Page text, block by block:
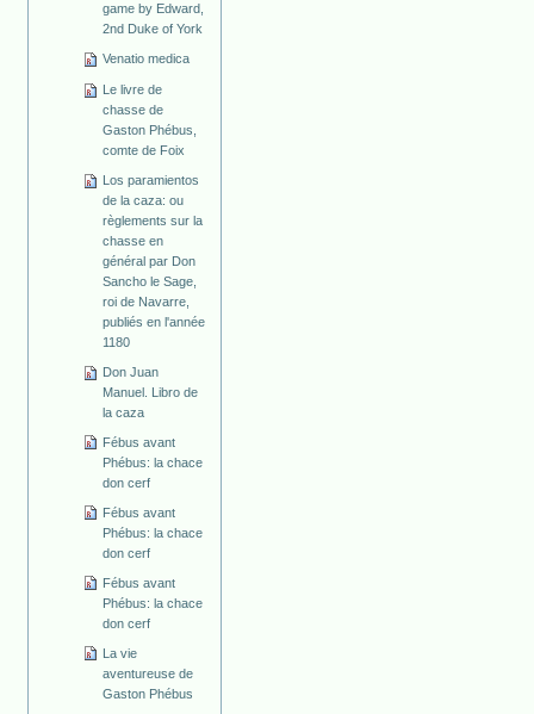
game by Edward,
2nd Duke of York
Venatio medica
Le livre de
chasse de
Gaston Phébus,
comte de Foix
Los paramientos
de la caza: ou
règlements sur la
chasse en
général par Don
Sancho le Sage,
roi de Navarre,
publiés en l'année
1180
Don Juan
Manuel. Libro de
la caza
Fébus avant
Phébus: la chace
don cerf
Fébus avant
Phébus: la chace
don cerf
Fébus avant
Phébus: la chace
don cerf
La vie
aventureuse de
Gaston Phébus